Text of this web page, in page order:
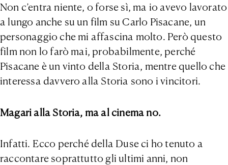
Non c’entra niente, o forse sì, ma io avevo lavorato
a lungo anche su un film su Carlo Pisacane, un
personaggio che mi affascina molto. Però questo
film non lo farò mai, probabilmente, perché
Pisacane è un vinto della Storia, mentre quello che
interessa davvero alla Storia sono i vincitori.
Magari alla Storia, ma al cinema no.
Infatti. Ecco perché della Duse ci ho tenuto a
raccontare soprattutto gli ultimi anni, non